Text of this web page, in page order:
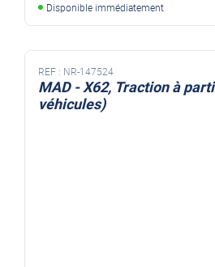
Disponible immédiatement
REF : NR-147524
MAD - X62, Traction à partir de 2010 (selon
véhicules)